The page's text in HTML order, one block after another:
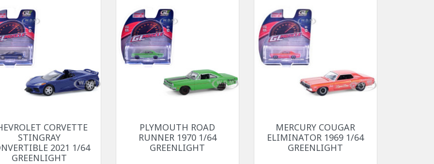
Aperçu rapideCORVETTE
STINGRAY
2021 1/64
GREENLIGHT
Aperçu rapide
PLYMOUTH ROAD
RUNNER 1970 1/64
GREENLIGHT
Aperçu rapide
MERCURY COUGAR
ELIMINATOR 1969 1/64
GREENLIGHT